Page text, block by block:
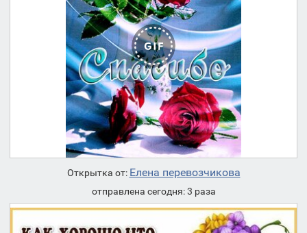
Открытка от: Елена перевозчикова
отправлена сегодня: 3 раза